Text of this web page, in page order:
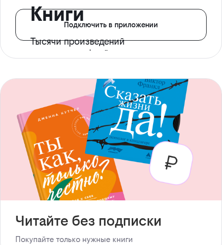
Книги
Тысячи произведений
с доступом офлайн
Подключить в приложении
Читайте без подписки
Покупайте только нужные книги